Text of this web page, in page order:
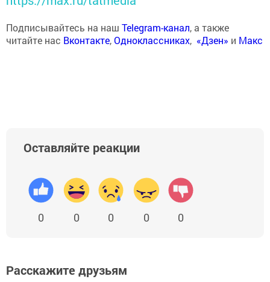
Подписывайтесь на наш Telegram-канал, а также
читайте нас Вконтакте,Одноклассниках, «Дзен» и Макс
Оставляйте реакции
0 0 0 0 0
Расскажите друзьям